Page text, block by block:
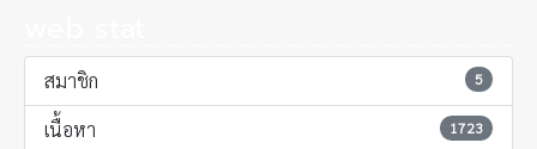
สมาชิก 5
เนื้อหา 1723